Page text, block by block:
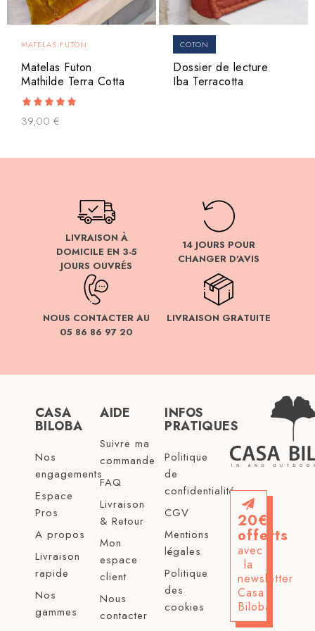
MATELAS FUTON
Matelas Futon
Mathilde Terra Cotta
5.00
out of 5
39,00 €
COTON
Dossier de lecture
Iba Terracotta
LIVRAISON À
DOMICILE EN 3-5
JOURS OUVRÉS
14 JOURS POUR
CHANGER D'AVIS
NOUS CONTACTER AU
05 86 86 97 20
LIVRAISON GRATUITE
CASA
BILOBA
Nos
engagements
Espace
Pros
A propos
Livraison
rapide
Nos
gammes
AIDE
Suivre ma
commande
FAQ
Livraison
& Retour
Mon
espace
client
Nous
contacter
INFOS
PRATIQUES
Politique
de
confidentialité
CGV
Mentions
légales
Politique
des
cookies
20€
offerts
avec
la
newsletter
Casa
Biloba